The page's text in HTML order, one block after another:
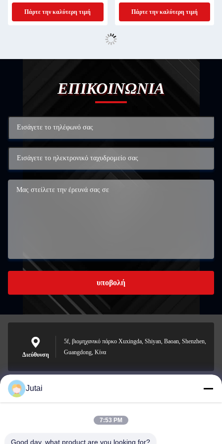
της αυτοματοποίησης θυρών
γκαράζΠάρτε την καλύτερη τιμή
φωτοκύτταρο αισθητήρα 7m
Πάρτε την καλύτερη τιμή
ΕΠΙΚΟΙΝΩΝΙΑ
υποβολή
Διεύθυνση
5f, βιομηχανικό πάρκο Xuxingda, Shiyan, Baoan, Shenzhen,
Guangdong, Κίνα
jutaisales18@gmail.com
Jutai
7:53 PM
Good day, what product are you looking for?